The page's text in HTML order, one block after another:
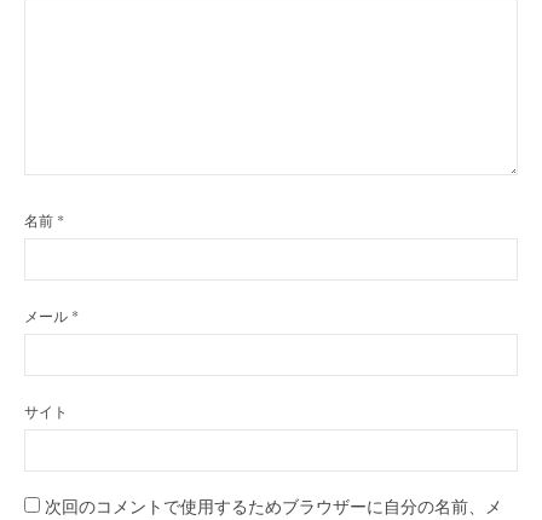
名前 *
メール *
サイト
次回のコメントで使用するためブラウザーに自分の名前、メ